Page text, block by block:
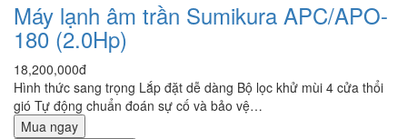
Máy lạnh âm trần Sumikura APC/APO-
180 (2.0Hp)
18,200,000đ
Hình thức sang trọng Lắp đặt dễ dàng Bộ lọc khử mùi 4 cửa thổi
gió Tự động chuẩn đoán sự cố và bảo vệ…
Mua ngay